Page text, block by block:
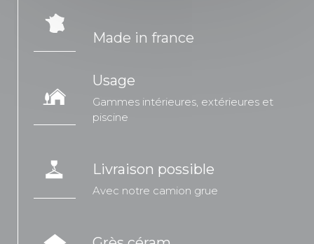
Made in france
Usage
Gammes intérieures, extérieures et
piscine
Livraison possible
Avec notre camion grue